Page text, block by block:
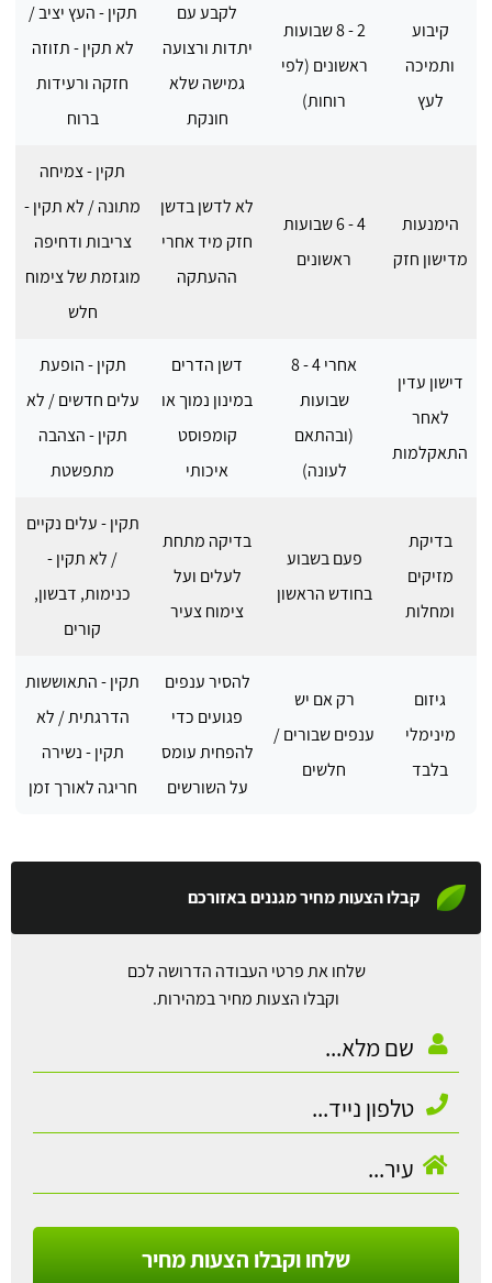
קיבוע
ותמיכה
לעץ
2 - 8 שבועות
ראשונים (לפי
רוחות)
לקבע עם
יתדות ורצועה
גמישה שלא
חונקת
תקין - העץ יציב /
לא תקין - תזוזה
חזקה ורעידות
ברוח
הימנעות
מדישון חזק
4 - 6 שבועות
ראשונים
לא לדשן בדשן
חזק מיד אחרי
ההעתקה
תקין - צמיחה
מתונה / לא תקין -
צריבות ודחיפה
מוגזמת של צימוח
חלש
דישון עדין
לאחר
התאקלמות
אחרי 4 - 8
שבועות
(ובהתאם
לעונה)
דשן הדרים
במינון נמוך או
קומפוסט
איכותי
תקין - הופעת
עלים חדשים / לא
תקין - הצהבה
מתפשטת
בדיקת
מזיקים
ומחלות
פעם בשבוע
בחודש הראשון
בדיקה מתחת
לעלים ועל
צימוח צעיר
תקין - עלים נקיים
/ לא תקין -
כנימות, דבשון,
קורים
גיזום
מינימלי
בלבד
רק אם יש
ענפים שבורים /
חלשים
להסיר ענפים
פגועים כדי
להפחית עומס
על השורשים
תקין - התאוששות
הדרגתית / לא
תקין - נשירה
חריגה לאורך זמן
קבלו הצעות מחיר מגננים באזורכם
שלחו את פרטי העבודה הדרושה לכם
וקבלו הצעות מחיר במהירות.
שלחו וקבלו הצעות מחיר